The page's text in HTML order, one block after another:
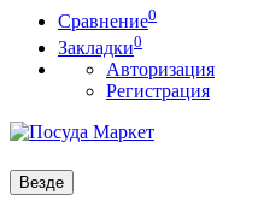
Сравнение0
Закладки0
Авторизация
Регистрация
Везде